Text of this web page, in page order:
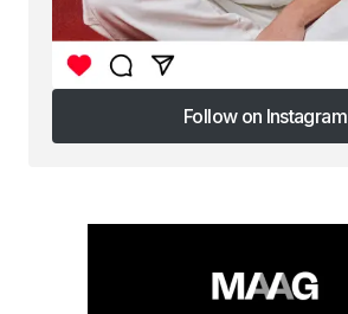
Follow on Instagram
Follow on Instagram